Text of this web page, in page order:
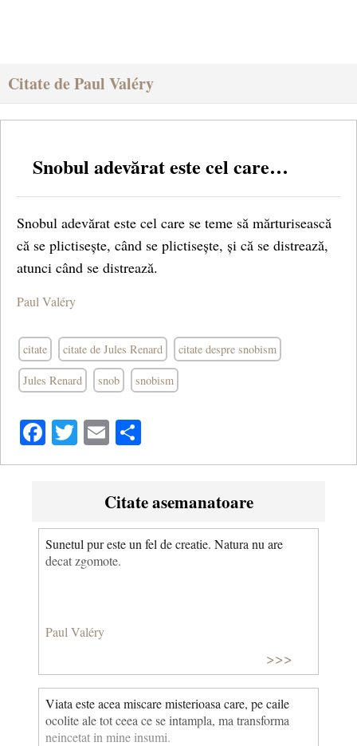
Citate de Paul Valéry
Snobul adevărat este cel care…
Snobul adevărat este cel care se teme să mărturisească
că se plictisește, când se plictisește, și că se distrează,
atunci când se distrează.
Paul Valéry
citate citate de Jules Renard citate despre snobism
Jules Renard snob snobism
Facebook
Twitter
Email
Citate asemanatoare
Sunetul pur este un fel de creatie. Natura nu are
decat zgomote.
Paul Valéry
>>>
Viata este acea miscare misterioasa care, pe caile
ocolite ale tot ceea ce se intampla, ma transforma
neincetat in mine insumi.